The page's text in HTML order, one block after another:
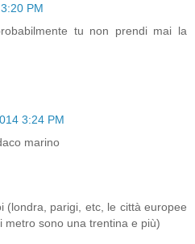
PM
tu non prendi mai la
3:24 PM
marino
(londra, parigi, etc, le città europee
metro sono una trentina e più)